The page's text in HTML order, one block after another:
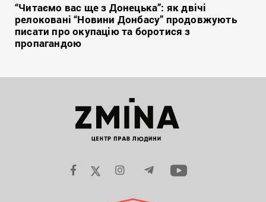
“Читаємо вас ще з Донецька”: як двічі
релоковані “Новини Донбасу” продовжують
писати про окупацію та боротися з
пропагандою